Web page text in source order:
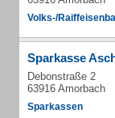
Volks-/
Sparkasse
Debonstraße 2
63916 Amorbach
Sparkassen